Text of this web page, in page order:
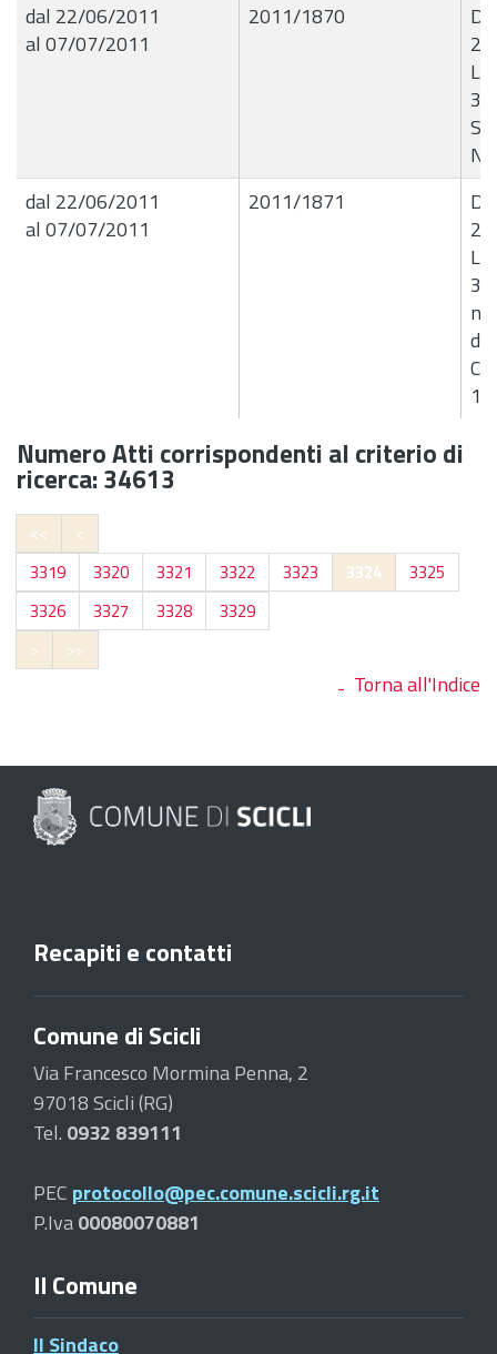
dal 22/06/2011
al 07/07/2011
2011/1870
N.
dal 22/06/2011
al 07/07/2011
2011/1871
Numero Atti corrispondenti al criterio di
ricerca: 34613
<<
<
3319
3320 3321 3322 3323 3324
3325
3326
3327 3328
3329
>
>>
Torna all'Indice
Recapiti e contatti
Comune di Scicli
Via Francesco Mormina Penna, 2
97018 Scicli (RG)
Tel. 0932 839111
PEC protocollo@pec.comune.scicli.rg.it
P.Iva00080070881
Il Comune
Il Sindaco